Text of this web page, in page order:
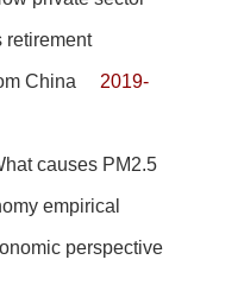
retirement
China 2019-
causes PM2.5
empirical
perspective